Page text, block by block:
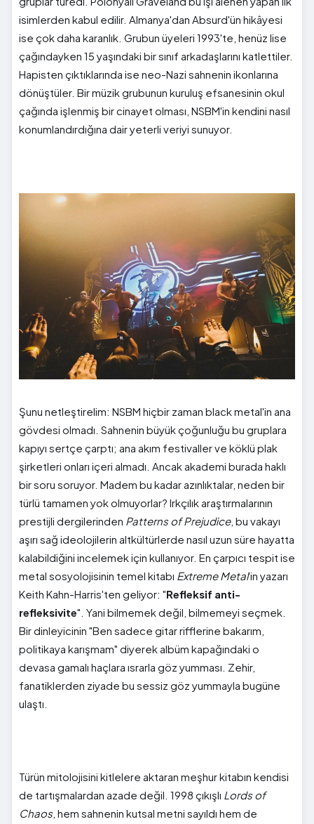
isimlerden kabul edilir. Almanya'dan Absurd'ün hikâyesi
ise çok daha karanlık. Grubun üyeleri 1993'te, henüz lise
çağındayken 15 yaşındaki bir sınıf arkadaşlarını katlettiler.
Hapisten çıktıklarında ise neo-Nazi sahnenin ikonlarına
dönüştüler. Bir müzik grubunun kuruluş efsanesinin okul
çağında işlenmiş bir cinayet olması, NSBM'in kendini nasıl
konumlandırdığına dair yeterli veriyi sunuyor.
Şunu netleştirelim: NSBM hiçbir zaman black metal'in ana
gövdesi olmadı. Sahnenin büyük çoğunluğu bu gruplara
kapıyı sertçe çarptı; ana akım festivaller ve köklü plak
şirketleri onları içeri almadı. Ancak akademi burada haklı
bir soru soruyor. Madem bu kadar azınlıktalar, neden bir
türlü tamamen yok olmuyorlar? Irkçılık araştırmalarının
prestijli dergilerinden Patterns of Prejudice, bu vakayı
aşırı sağ ideolojilerin altkültürlerde nasıl uzun süre hayatta
kalabildiğini incelemek için kullanıyor. En çarpıcı tespit ise
metal sosyolojisinin temel kitabı Extreme Metal'in yazarı
Keith Kahn-Harris'ten geliyor: "Refleksif anti-
refleksivite". Yani bilmemek değil, bilmemeyi seçmek.
Bir dinleyicinin "Ben sadece gitar rifflerine bakarım,
politikaya karışmam" diyerek albüm kapağındaki o
devasa gamalı haçlara ısrarla göz yumması. Zehir,
fanatiklerden ziyade bu sessiz göz yummayla bugüne
ulaştı.
Türün mitolojisini kitlelere aktaran meşhur kitabın kendisi
de tartışmalardan azade değil. 1998 çıkışlı Lords of
Chaos, hem sahnenin kutsal metni sayıldı hem de